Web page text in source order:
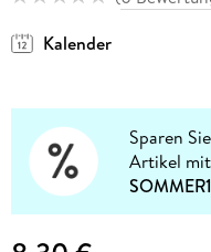
Kalender
Sparen
Artikel